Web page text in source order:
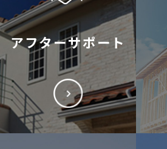
アフターサポート